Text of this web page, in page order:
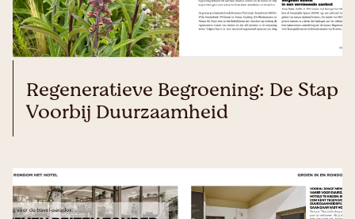
Regeneratieve Begroening: De Stap
Voorbij Duurzaamheid